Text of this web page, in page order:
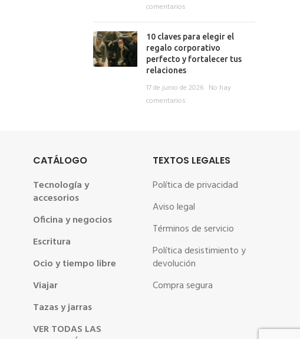
comentarios
10 claves para elegir el
regalo corporativo
perfecto y fortalecer tus
relaciones
17 de junio de 2026 No hay
comentarios
CATÁLOGO
Tecnología y
accesorios
Oficina y negocios
Escritura
Ocio y tiempo libre
Viajar
Tazas y jarras
VER TODAS LAS
TEXTOS LEGALES
Política de privacidad
Aviso legal
Términos de servicio
Política desistimiento y
devolución
Compra segura